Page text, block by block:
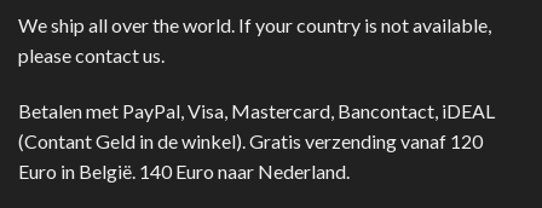
We ship all over the world. If your country is not available,
please contact us.
Betalen met PayPal, Visa, Mastercard, Bancontact, iDEAL
(Contant Geld in de winkel). Gratis verzending vanaf 120
Euro in België. 140 Euro naar Nederland.